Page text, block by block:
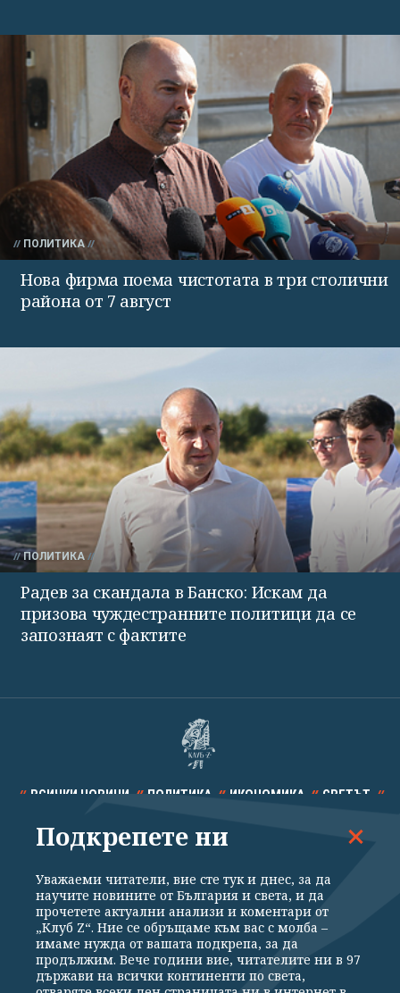
ПОЛИТИКА
Нова фирма поема чистотата в три столични
района от 7 август
ПОЛИТИКА
Радев за скандала в Банско: Искам да
призова чуждестранните политици да се
запознаят с фактите
ВСИЧКИ НОВИНИ ПОЛИТИКА ИКОНОМИКА СВЕТЪТ
СПОРТ КУЛТУРА ТЕХНОЛОГИИ КАЛЕЙДОСКОП
Общи условия
Политика за поверителност
Подкрепете ни
Уважаеми читатели, вие сте тук и днес, за да
научите новините от България и света, и да
прочетете актуални анализи и коментари от
„Клуб Z“. Ние се обръщаме към вас с молба –
имаме нужда от вашата подкрепа, за да
продължим. Вече години вие, читателите ни в 97
държави на всички континенти по света,